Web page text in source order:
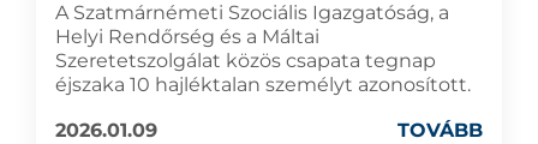
A Szatmárnémeti Szociális Igazgatóság, a
Helyi Rendőrség és a Máltai
Szeretetszolgálat közös csapata tegnap
éjszaka 10 hajléktalan személyt azonosított.
2026.01.09
TOVÁBB